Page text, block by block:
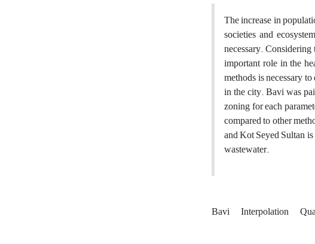
The increase in
societies and
necessary.
important role in the
methods is necessary
in the city. Bavi was
zoning for each
compared to other
and Kot Seyed Sultan
wastewater.
Bavi Interpolation